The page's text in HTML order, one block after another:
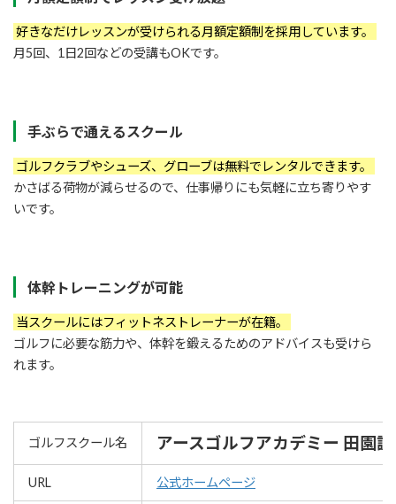
好きなだけレッスンが受けられる月額定額制を採用しています。
月5回、1日2回などの受講もOKです。
手ぶらで通えるスクール
ゴルフクラブやシューズ、グローブは無料でレンタルできます。
かさばる荷物が減らせるので、仕事帰りにも気軽に立ち寄りやす
いです。
体幹トレーニングが可能
当スクールにはフィットネストレーナーが在籍。
ゴルフに必要な筋力や、体幹を鍛えるためのアドバイスも受けら
れます。
ゴルフスクール名 アースゴルフアカデミー 田園
URL 公式ホームページ